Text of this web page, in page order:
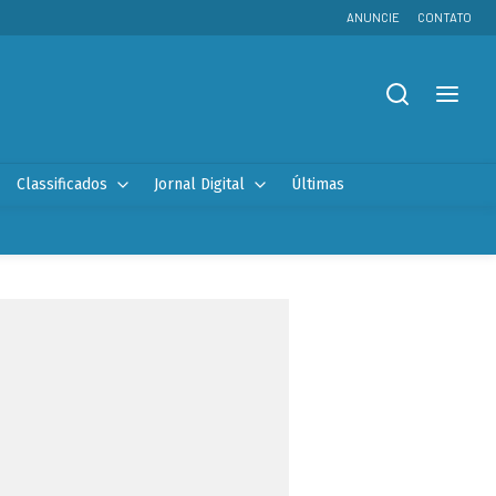
ANUNCIE CONTATO
Classificados Jornal Digital Últimas